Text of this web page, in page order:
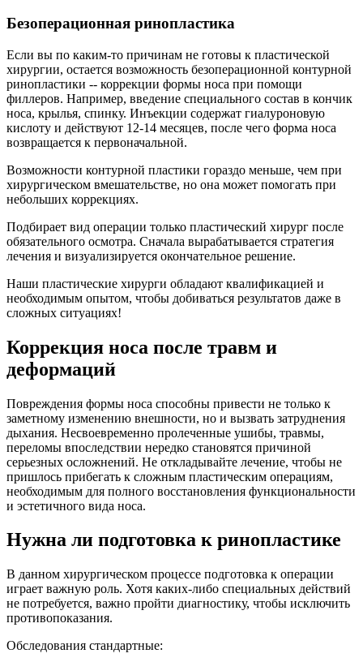
Безоперационная ринопластика
Если вы по каким-то причинам не готовы к пластической
хирургии, остается возможность безоперационной контурной
ринопластики -- коррекции формы носа при помощи
филлеров. Например, введение специального состав в кончик
носа, крылья, спинку. Инъекции содержат гиалуроновую
кислоту и действуют 12-14 месяцев, после чего форма носа
возвращается к первоначальной.
Возможности контурной пластики гораздо меньше, чем при
хирургическом вмешательстве, но она может помогать при
небольших коррекциях.
Подбирает вид операции только пластический хирург после
обязательного осмотра. Сначала вырабатывается стратегия
лечения и визуализируется окончательное решение.
Наши пластические хирурги обладают квалификацией и
необходимым опытом, чтобы добиваться результатов даже в
сложных ситуациях!
Коррекция носа после травм и
деформаций
Повреждения формы носа способны привести не только к
заметному изменению внешности, но и вызвать затруднения
дыхания. Несвоевременно пролеченные ушибы, травмы,
переломы впоследствии нередко становятся причиной
серьезных осложнений. Не откладывайте лечение, чтобы не
пришлось прибегать к сложным пластическим операциям,
необходимым для полного восстановления функциональности
и эстетичного вида носа.
Нужна ли подготовка к ринопластике
В данном хирургическом процессе подготовка к операции
играет важную роль. Хотя каких-либо специальных действий
не потребуется, важно пройти диагностику, чтобы исключить
противопоказания.
Обследования стандартные: